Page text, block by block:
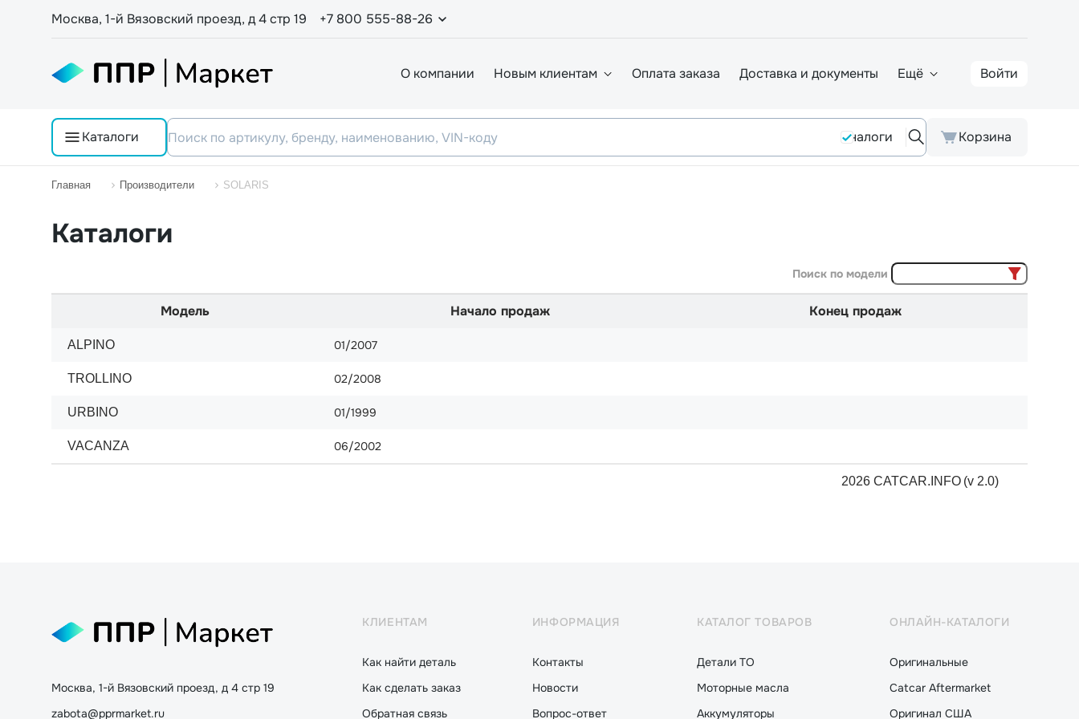
Москва, 1-й Вязовский проезд, д 4 стр 19 +7 800 555-88-26
О компании Новым клиентам Оплата заказа Доставка и документы Ещё Войти
Каталоги Аналоги Корзина
Главная Производители SOLARIS
Каталоги
Поиск по модели
Модель Начало продаж Конец продаж
ALPINO 01/2007
TROLLINO 02/2008
URBINO 01/1999
VACANZA 06/2002
2026 CATCAR.INFO (v 2.0)
Москва, 1-й Вязовский проезд, д 4 стр 19
zabota@pprmarket.ru
КЛИЕНТАМ
Как найти деталь
Как сделать заказ
Обратная связь
ИНФОРМАЦИЯ
Контакты
Новости
Вопрос-ответ
КАТАЛОГ ТОВАРОВ
Детали ТО
Моторные масла
Аккумуляторы
ОНЛАЙН-КАТАЛОГИ
Оригинальные
Catcar Aftermarket
Оригинал США